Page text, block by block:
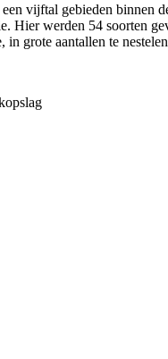
vijftal gebieden binnen
werden 54 soorten
grote aantallen te